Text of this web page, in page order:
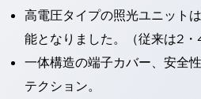
高電圧タイプの照光ユニット
能となりました。（従来は2・
一体構造の端子カバー、安全
テクション。